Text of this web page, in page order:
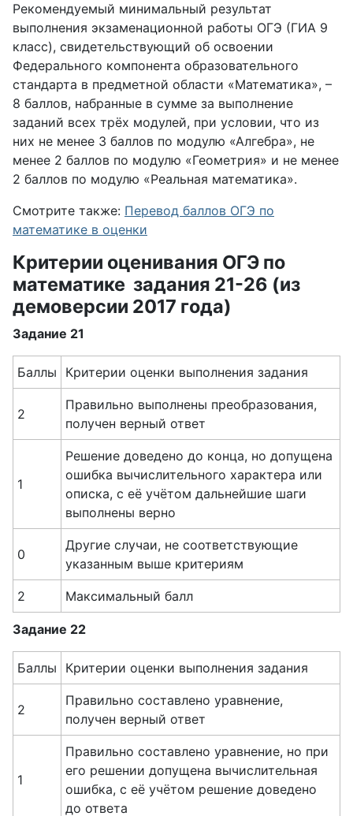
Рекомендуемый минимальный результат
выполнения экзаменационной работы ОГЭ (ГИА 9
класс), свидетельствующий об освоении
Федерального компонента образовательного
стандарта в предметной области «Математика», –
8 баллов, набранные в сумме за выполнение
заданий всех трёх модулей, при условии, что из
них не менее 3 баллов по модулю «Алгебра», не
менее 2 баллов по модулю «Геометрия» и не менее
2 баллов по модулю «Реальная математика».
Смотрите также: Перевод баллов ОГЭ по
математике в оценки
Критерии оценивания ОГЭ по
математике задания 21-26 (из
демоверсии 2017 года)
Задание 21
Баллы Критерии оценки выполнения задания
2
Правильно выполнены преобразования,
получен верный ответ
1
Решение доведено до конца, но допущена
ошибка вычислительного характера или
описка, с её учётом дальнейшие шаги
выполнены верно
0
Другие случаи, не соответствующие
указанным выше критериям
2 Максимальный балл
Задание 22
Баллы Критерии оценки выполнения задания
2
Правильно составлено уравнение,
получен верный ответ
1
Правильно составлено уравнение, но при
его решении допущена вычислительная
ошибка, с её учётом решение доведено
до ответа